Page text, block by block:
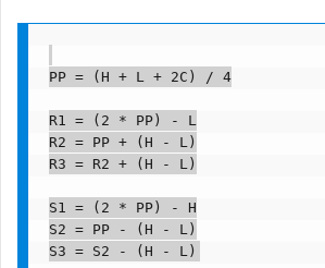
PP = (H + L + 2C) / 4
R1 = (2 * PP) - L
R2 = PP + (H - L)
R3 = R2 + (H - L)
S1 = (2 * PP) - H
S2 = PP - (H - L)